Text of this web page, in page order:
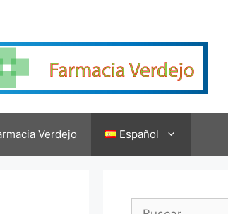
Verdejo Español